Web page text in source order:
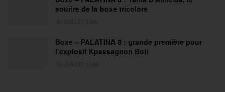
sourire de la boxe tricolore
Boxe – PALATINA 8 : grande première pour
l’explosif Kpassagnon Boli